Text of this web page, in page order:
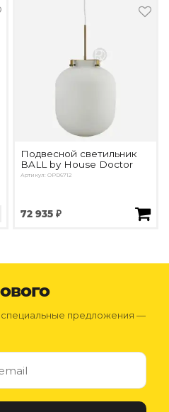
Подвесной светильник
BALL by House Doctor
Артикул: OPD6712
72 935 ₽
специальные предложения —